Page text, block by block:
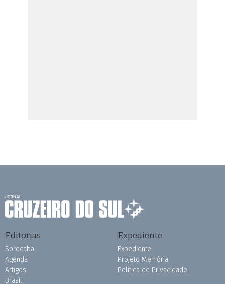
Editorias
Sorocaba
Agenda
Artigos
Brasil
Expediente
Expediente
Projeto Memória
Política de Privacidade